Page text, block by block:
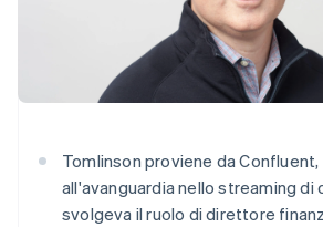
Pagamento
Connections
Conti finanziari
collegati
Aziende di IA
Creator economy
Gaming
Ospitalità, viaggi e
tempo libero
intrattenimento
Organizzazioni non
profit
Servizi professionali
agenti
Risorse
Integrazioni app
Esempi di codice
Blog per sviluppatori
Stato dell'API
Recapiti
Contattaci
Diventa nostro
Tomlinson proviene da
all'avanguardia nello streaming di
svolgeva il ruolo di direttore
Deutsch English
Belgio
Brasile
Português English
Bulgaria
English